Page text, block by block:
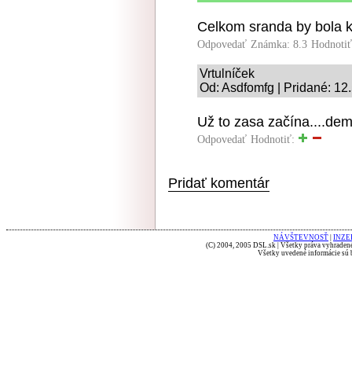
Celkom sranda by bola
Odpovedať Známka: 8.3
Vrtulníček
Od: Asdfomfg | Pridané:
Už to zasa
Odpovedať Hodnotiť:
Pridať komentár
NÁVŠTEVNOSŤ
(C) 2004, 2005 DSL.sk | Všetky práva
Všetky uvedené informácie sú